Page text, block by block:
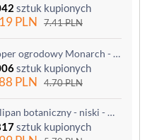
sztuk kupionych
PLN 7.41PLN
Koper ogrodowy Monarch - po ścięciu odrasta
sztuk kupionych
PLN 4.70PLN
Tulipan botaniczny - niski - mix kolorów - 5 szt.
sztuk kupionych